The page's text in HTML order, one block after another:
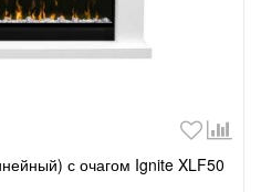
с очагом Ignite XLF50